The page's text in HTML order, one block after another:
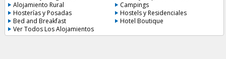
Alojamiento Rural
Campings
Hosterías y Posadas
Hostels y Residenciales
Bed and Breakfast
Hotel Boutique
Ver Todos Los Alojamientos